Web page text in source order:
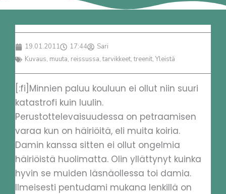
19.01.2011 17:44
Sari
Kuvaus, muuta, reissussa,tarvikkeet,treenit,Yleistä
[:fi]Minnien paluu kouluun ei ollut niin suuri
katastrofi kuin luulin.
Perustottelevaisuudessa on petraamisen
varaa kun on häiriöitä, eli muita koiria.
Damin kanssa sitten ei ollut ongelmia
häiriöistä huolimatta. Olin yllättynyt kuinka
hyvin se muiden läsnäollessa toi damia.
Ilmeisesti pentudami mukana lenkillä on